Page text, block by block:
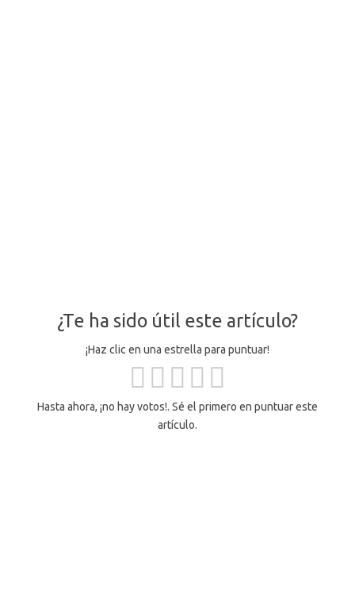
¿Te ha sido útil este artículo?
¡Haz clic en una estrella para puntuar!
Hasta ahora, ¡no hay votos!. Sé el primero en puntuar este
artículo.